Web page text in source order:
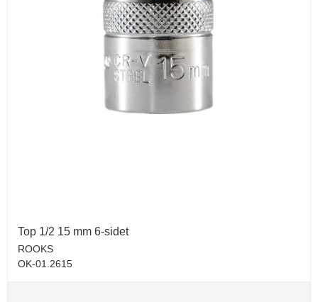
Top 1/2 15 mm 6-sidet
ROOKS
OK-01.2615